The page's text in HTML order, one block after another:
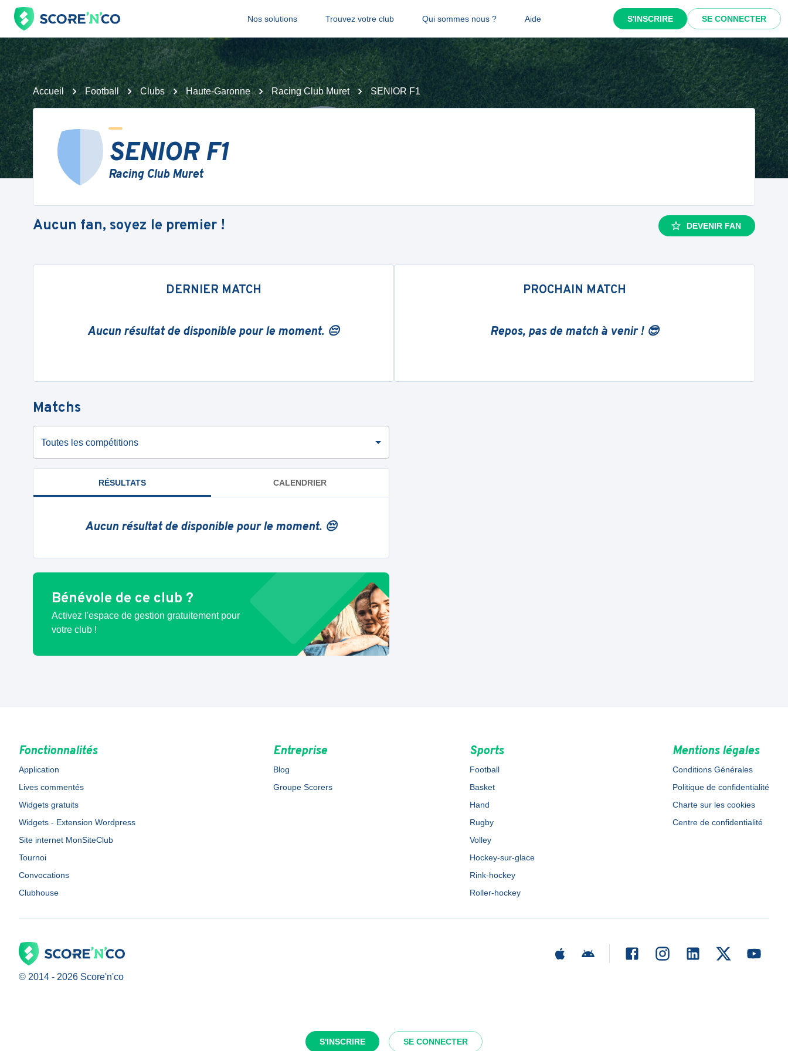
Nos solutions Trouvez votre club Qui sommes nous ? Aide S'INSCRIRE SE CONNECTER
S'INSCRIRE SE CONNECTER
Accueil Football Clubs Haute-Garonne Racing Club Muret SENIOR F1
SENIOR F1
Racing Club Muret
Aucun fan, soyez le premier ! DEVENIR FAN
DERNIER MATCH
Aucun résultat de disponible pour le moment. 😔
PROCHAIN MATCH
Repos, pas de match à venir ! 😎
Matchs
Toutes les compétitions
RÉSULTATS CALENDRIER
Aucun résultat de disponible pour le moment. 😔
Bénévole de ce club ?
Activez l'espace de gestion gratuitement pour
votre club !
Fonctionnalités
Application
Lives commentés
Widgets gratuits
Widgets - Extension Wordpress
Site internet MonSiteClub
Tournoi
Convocations
Clubhouse
Entreprise
Blog
Groupe Scorers
Sports
Football
Basket
Hand
Rugby
Volley
Hockey-sur-glace
Rink-hockey
Roller-hockey
Mentions légales
Conditions Générales
Politique de confidentialité
Charte sur les cookies
Centre de confidentialité
© 2014 - 2026 Score'n'co